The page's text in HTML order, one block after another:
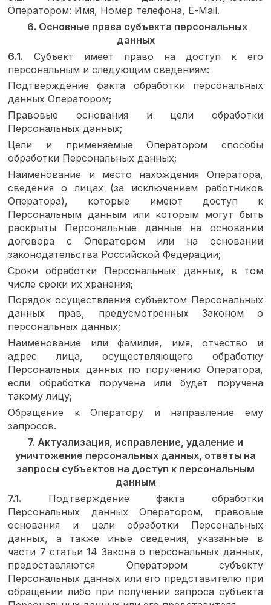
Оператором: Имя, Номер телефона, E-Mail.
6. Основные права субъекта персональных
данных
6.1. Субъект имеет право на доступ к его
персональным и следующим сведениям:
Подтверждение факта обработки персональных
данных Оператором;
Правовые основания и цели обработки
Персональных данных;
Цели и применяемые Оператором способы
обработки Персональных данных;
Наименование и место нахождения Оператора,
сведения о лицах (за исключением работников
Оператора), которые имеют доступ к
Персональным данным или которым могут быть
раскрыты Персональные данные на основании
договора с Оператором или на основании
законодательства Российской Федерации;
Сроки обработки Персональных данных, в том
числе сроки их хранения;
Порядок осуществления субъектом Персональных
данных прав, предусмотренных Законом о
персональных данных;
Наименование или фамилия, имя, отчество и
адрес лица, осуществляющего обработку
Персональных данных по поручению Оператора,
если обработка поручена или будет поручена
такому лицу;
Обращение к Оператору и направление ему
запросов.
7. Актуализация, исправление, удаление и
уничтожение персональных данных, ответы на
запросы субъектов на доступ к персональным
данным
7.1. Подтверждение факта обработки
Персональных данных Оператором, правовые
основания и цели обработки Персональных
данных, а также иные сведения, указанные в
части 7 статьи 14 Закона о персональных данных,
предоставляются Оператором субъекту
Персональных данных или его представителю при
обращении либо при получении запроса субъекта